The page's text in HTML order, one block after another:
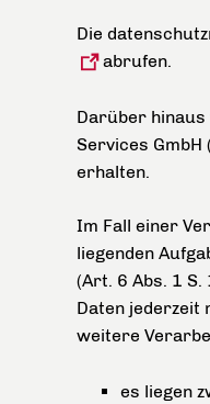
Die
abrufen.
Darüber hinaus
Services
erhalten.
Im Fall einer
liegenden
(Art. 6 Abs. 1
Daten jederzeit
weitere
es liegen